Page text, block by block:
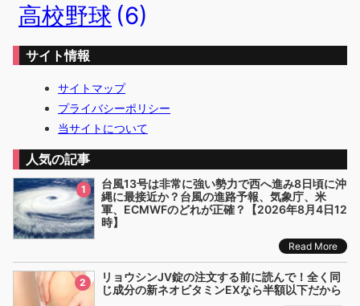
高校野球 (6)
サイト情報
サイトマップ
プライバシーポリシー
当サイトについて
人気の記事
1
台風13号は非常に強い勢力で西へ進み8日頃に沖
縄に最接近か？台風の進路予報、気象庁、米
軍、ECMWFのどれが正確？【2026年8月4日12
時】
Read More
2
リョウシンJV錠の注文する前に読んで！全く同
じ成分の新ネオビタミンEXなら半額以下だから